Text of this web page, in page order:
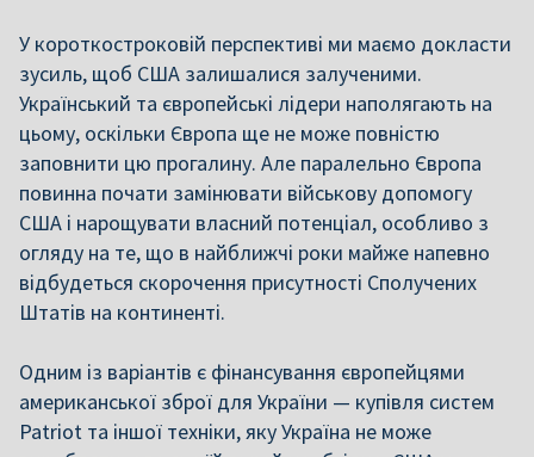
У короткостроковій перспективі ми маємо докласти
зусиль, щоб США залишалися залученими.
Український та європейські лідери наполягають на
цьому, оскільки Європа ще не може повністю
заповнити цю прогалину. Але паралельно Європа
повинна почати замінювати військову допомогу
США і нарощувати власний потенціал, особливо з
огляду на те, що в найближчі роки майже напевно
відбудеться скорочення присутності Сполучених
Штатів на континенті.
Одним із варіантів є фінансування європейцями
американської зброї для України — купівля систем
Patriot та іншої техніки, яку Україна не може